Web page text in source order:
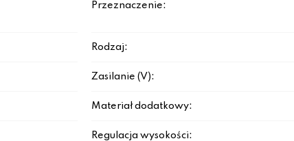
Przeznaczenie:
Rodzaj:
Zasilanie (V):
Materiał dodatkowy:
Regulacja wysokości: